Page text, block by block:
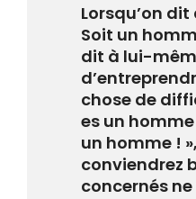
Lorsqu’on dit
Soit un
dit à lui-
chose de
es un
un homme !
conviendrez
concernés